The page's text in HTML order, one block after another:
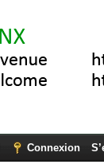
Connexion